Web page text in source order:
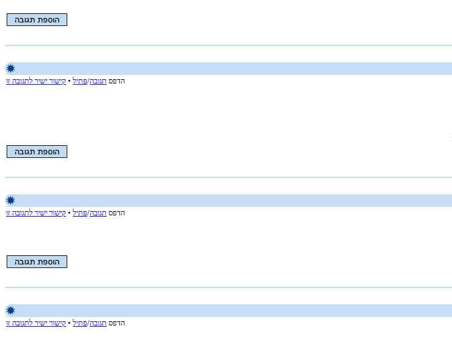
הדפס תגובה/פתיל • קישור ישיר לתגובה זו
הדפס תגובה/פתיל • קישור ישיר לתגובה זו
הדפס תגובה/פתיל • קישור ישיר לתגובה זו